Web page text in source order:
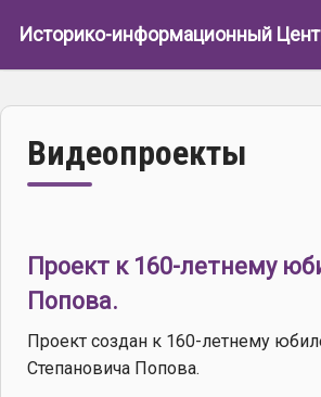
Историко-информационный
Видеопроекты
Проект к 160-летнему
Попова.
Проект создан к 160-летнему
Степановича Попова.